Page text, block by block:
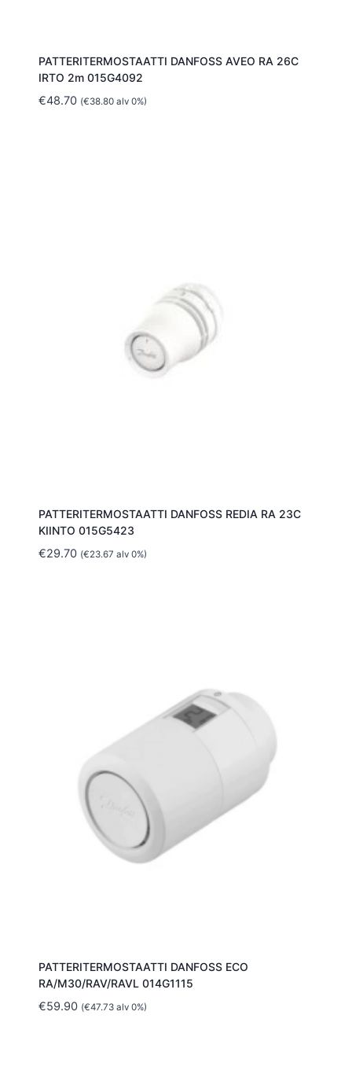
PATTERITERMOSTAATTI DANFOSS AVEO RA 26C
IRTO 2m 015G4092
€48.70 (€38.80alv 0%)
PATTERITERMOSTAATTI DANFOSS REDIA RA 23C
KIINTO 015G5423
€29.70 (€23.67 alv 0%)
PATTERITERMOSTAATTI DANFOSS ECO
RA/M30/RAV/RAVL 014G1115
€59.90 (€47.73alv 0%)